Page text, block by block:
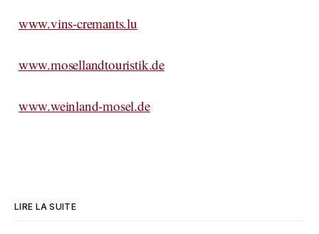
www.vins-cremants.lu
www.mosellandtouristik.de
www.weinland-mosel.de
LIRE LA SUITE